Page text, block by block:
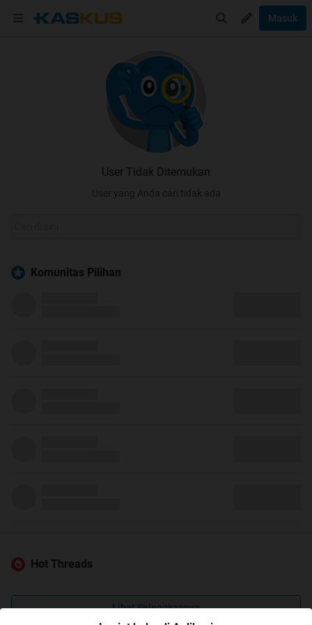
Masuk
User Tidak Ditemukan
User yang Anda cari tidak ada
Komunitas Pilihan
Hot Threads
Lihat Selengkapnya